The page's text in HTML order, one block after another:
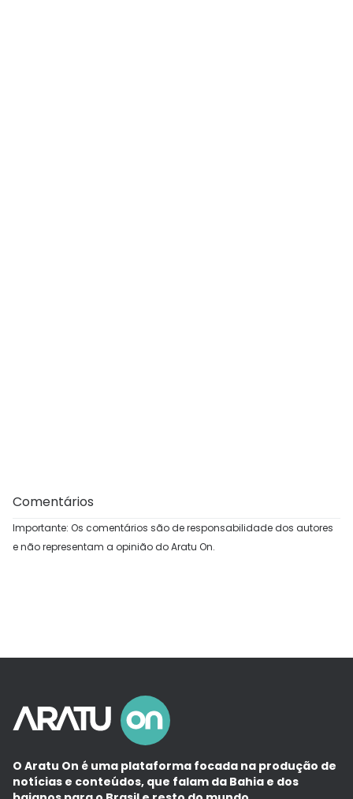
Comentários
Importante: Os comentários são de responsabilidade dos autores
e não representam a opinião do Aratu On.
O Aratu On é uma plataforma focada na produção de
notícias e conteúdos, que falam da Bahia e dos